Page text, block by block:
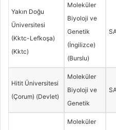
Yakın Doğu
Üniversitesi
(Kktc-Lefkoşa)
(Kktc)
Moleküler
Biyoloji ve
Genetik
(İngilizce)
(Burslu)
Hitit Üniversitesi
(Çorum) (Devlet)
Moleküler
Biyoloji ve
Genetik
Moleküler